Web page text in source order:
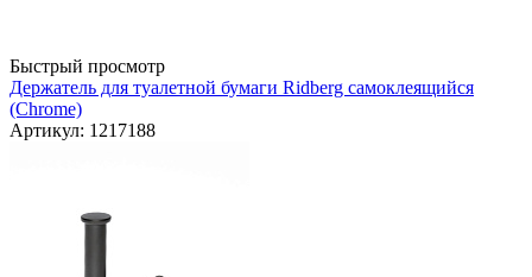
Быстрый просмотр
Держатель для туалетной бумаги Ridberg самоклеящийся
(Chrome)
Артикул: 1217188